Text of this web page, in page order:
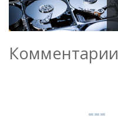
Комментарии